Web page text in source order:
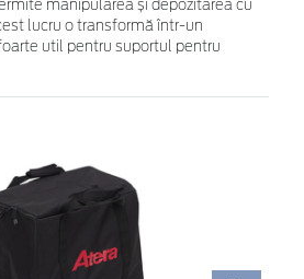
manipularea și depozitarea cu
lucru o transformă într-un
util pentru suportul pentru